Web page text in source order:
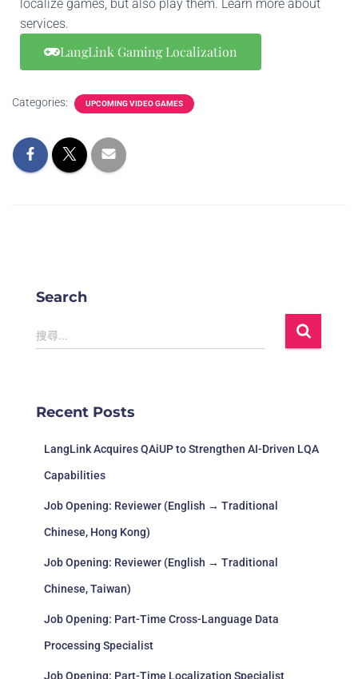
localize games, but also play them. Learn more about
services.
LangLink Gaming Localization
Categories: UPCOMING VIDEO GAMES
Search
搜尋...
Recent Posts
LangLink Acquires QAiUP to Strengthen AI-Driven LQA
Capabilities
Job Opening: Reviewer (English → Traditional
Chinese, Hong Kong)
Job Opening: Reviewer (English → Traditional
Chinese, Taiwan)
Job Opening: Part-Time Cross-Language Data
Processing Specialist
Job Opening: Part-Time Localization Specialist